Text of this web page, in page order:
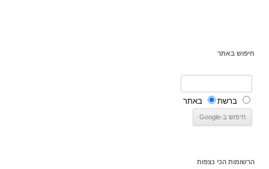
חיפוש באתר
ברשת באתר
הרשומות הכי נצפות